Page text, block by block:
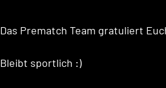
Das Prematch Team gratuliert
Bleibt sportlich :)